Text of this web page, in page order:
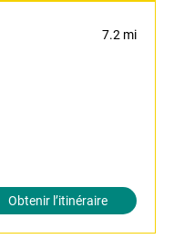
7.2 mi
Obtenir l’itinéraire